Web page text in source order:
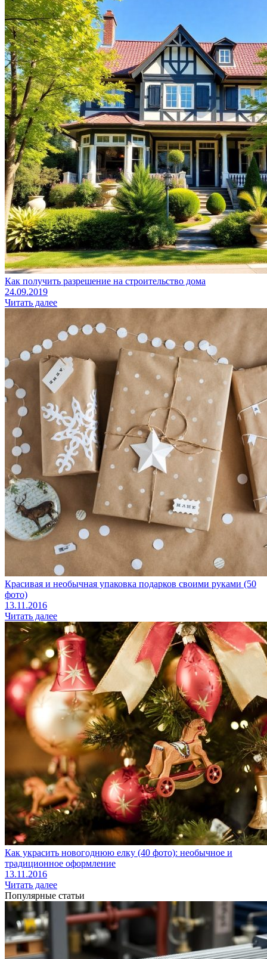
Как получить разрешение на строительство дома
24.09.2019
Читать далее
Красивая и необычная упаковка подарков своими руками (50
фото)
13.11.2016
Читать далее
Как украсить новогоднюю елку (40 фото): необычное и
традиционное оформление
13.11.2016
Читать далее
Популярные статьи